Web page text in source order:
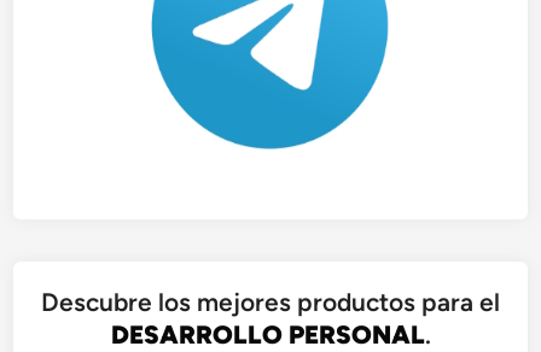
Descubre los mejores productos para el
DESARROLLO PERSONAL.